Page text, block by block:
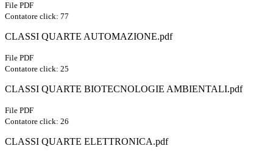
File PDF
Contatore click: 77
CLASSI QUARTE AUTOMAZIONE.pdf
File PDF
Contatore click: 25
CLASSI QUARTE BIOTECNOLOGIE AMBIENTALI.pdf
File PDF
Contatore click: 26
CLASSI QUARTE ELETTRONICA.pdf